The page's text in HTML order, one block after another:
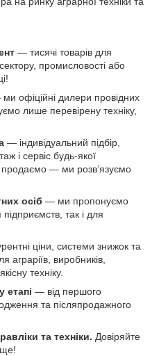
— тисячі товарів для
промисловості або
офіційні дилери провідних
лише перевірену техніку,
— індивідуальний підбір,
і сервіс будь-якої
продаємо — ми розв’язуємо
осіб — ми пропонуємо
так і для
ціни, системи знижок та
аграріїв, виробників,
техніку.
етапі — від першого
та післяпродажного
та техніки. Довіряйте